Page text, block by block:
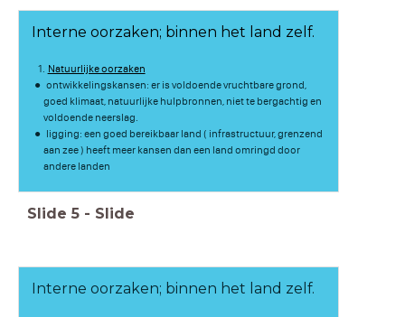
Interne oorzaken; binnen het land zelf.
Natuurlijke oorzaken
ontwikkelingskansen: er is voldoende vruchtbare grond,
goed klimaat, natuurlijke hulpbronnen, niet te bergachtig en
voldoende neerslag.
ligging: een goed bereikbaar land ( infrastructuur, grenzend
aan zee ) heeft meer kansen dan een land omringd door
andere landen
Slide 5 - Slide
Interne oorzaken; binnen het land zelf.